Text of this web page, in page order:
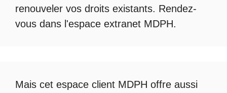
renouveler vos droits existants. Rendez-
vous dans l'espace extranet MDPH.
Mais cet espace client MDPH offre aussi